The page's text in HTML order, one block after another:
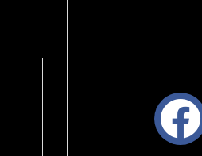
facebook